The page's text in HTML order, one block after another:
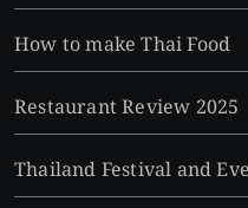
How to make Thai Food
Restaurant Review 2025
Thailand Festival and